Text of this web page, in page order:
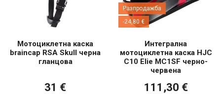
Мотоциклетна каска
braincap RSA Skull черна
гланцова
31 €
Разпродажба
-24,80 €
Интегрална
мотоциклетна каска HJC
C10 Elie MC1SF черно-
червена
111,30 €